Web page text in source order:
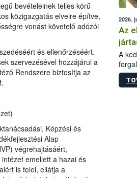
bevételeinek teljes körű
közigazgatás elveire építve,
vonást követelő adózói
séért és ellenőrzéséért.
szervezésével hozzájárul a
Rendszere biztosítja az
Képzési és
Alap
végrehajtásáért,
emellett a hazai és
is felel, ellátja a
2026.
Az
A